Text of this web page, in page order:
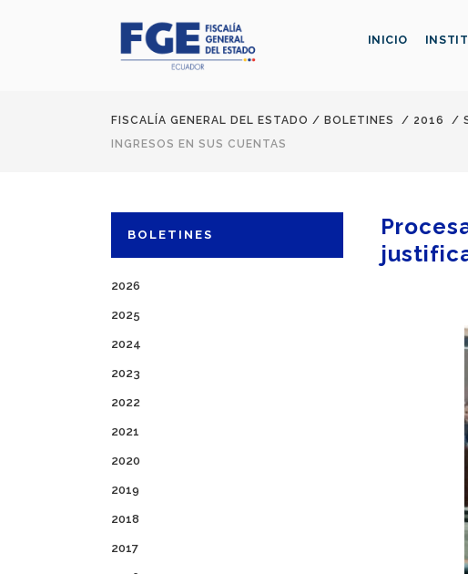
INICIO
FISCALÍA GENERAL DEL ESTADO / BOLETINES / 2016 /
INGRESOS EN SUS CUENTAS
BOLETINES
2026
2025
2024
2023
2022
2021
2020
2019
2018
2017